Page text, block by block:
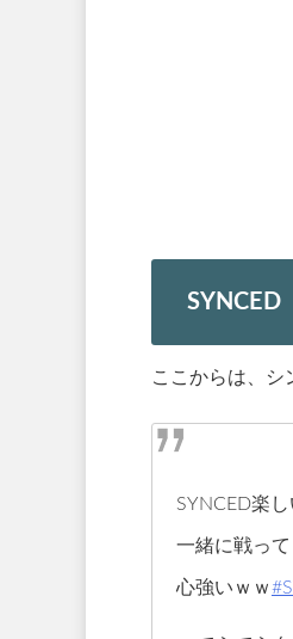
SYNCED
ここからは、シ
SYNCED楽し
一緒に戦っ
心強いｗｗ